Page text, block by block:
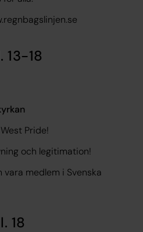
13-18
Pride!
och legitimation!
vara medlem i Svenska
18